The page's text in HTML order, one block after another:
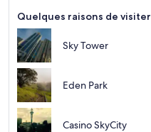
Quelques raisons de visiter
Sky Tower
Eden Park
Casino SkyCity